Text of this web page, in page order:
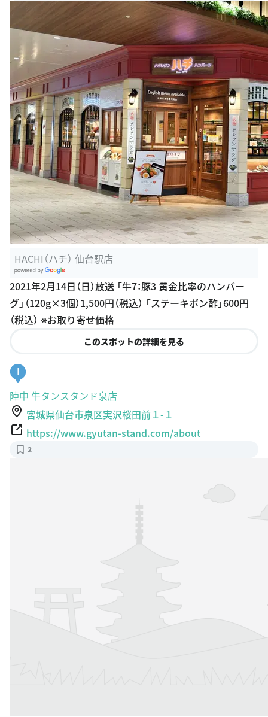
HACHI（ハチ） 仙台駅店
oogle Plac
es
2021年2月14日（日）放送 「牛7：豚3 黄金比率のハンバー
グ」（120g×3個）1,500円（税込） 「ステーキポン酢」600円
（税込） ※お取り寄せ価格
このスポットの詳細を見る
I
陣中 牛タンスタンド泉店
宮城県仙台市泉区実沢桜田前１-１
https://www.gyutan-stand.com/about
2